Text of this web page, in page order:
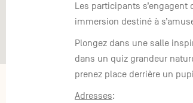
Les participants s’engagent
immersion destiné à
Plongez dans une salle
dans un quiz grandeur
prenez place derrière un
Adresses: